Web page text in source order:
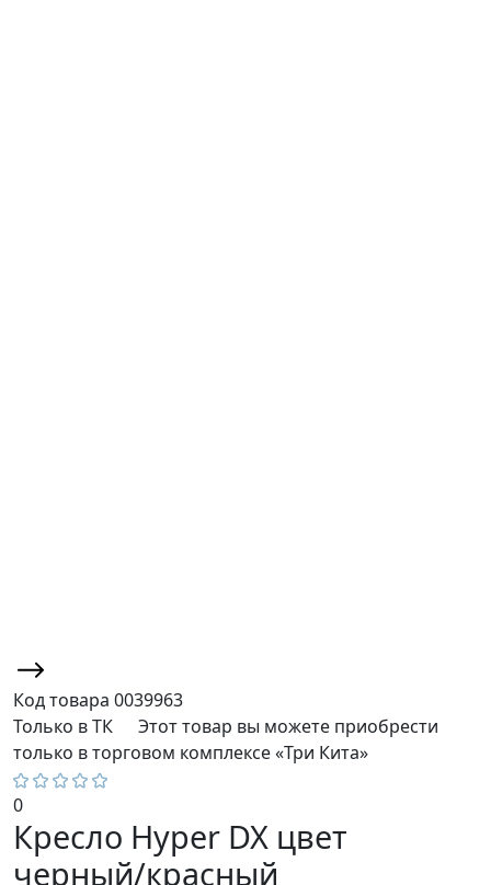
Код товара 0039963
Только в ТК
Этот товар вы можете приобрести
только в торговом комплексе «Три Кита»
0
Кресло Hyper DX цвет
черный/красный